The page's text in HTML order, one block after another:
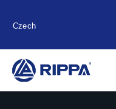
Czech